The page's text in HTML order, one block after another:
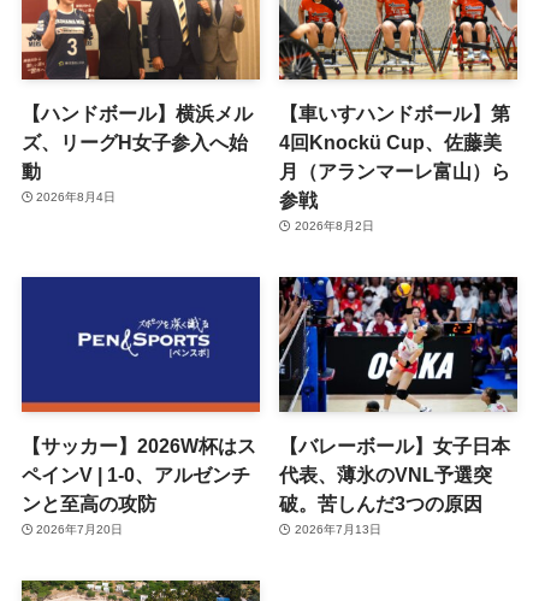
【ハンドボール】横浜メル
ズ、リーグH女子参入へ始
動
2026年8月4日
【車いすハンドボール】第
4回Knockü Cup、佐藤美
月（アランマーレ富山）ら
参戦
2026年8月2日
【サッカー】2026W杯はス
ペインV | 1-0、アルゼンチ
ンと至高の攻防
2026年7月20日
【バレーボール】女子日本
代表、薄氷のVNL予選突
破。苦しんだ3つの原因
2026年7月13日